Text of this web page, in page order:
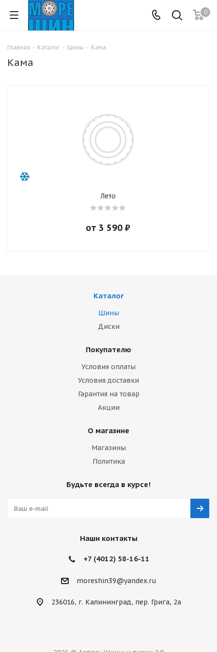
0
Главная - Каталог - Шины - Кама
Кама
Лето
от 3 590 ₽
Каталог
Шины
Диски
Покупателю
Условия оплаты
Условия доставки
Гарантия на товар
Акции
О магазине
Магазины
Политика
Будьте всегда в курсе!
Наши контакты
+7 (4012) 58-16-11
moreshin39@yandex.ru
236016, г. Калининград, пер. Грига, 2а